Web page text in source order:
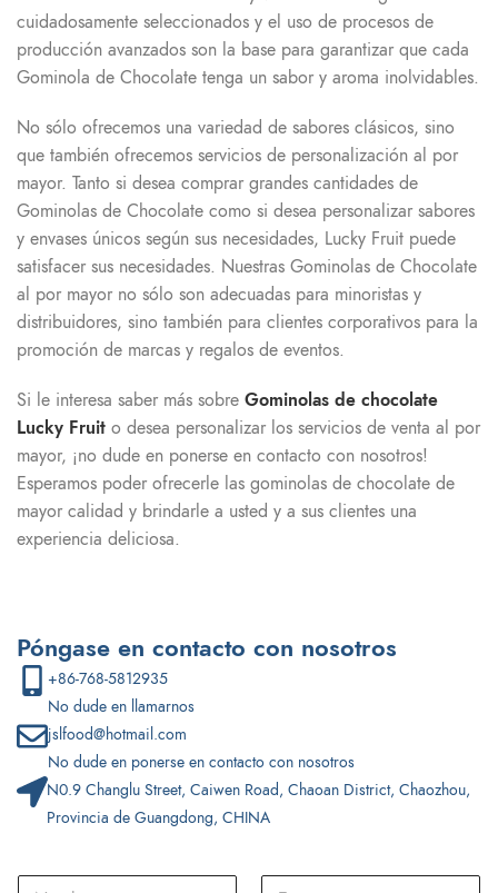
cuidadosamente seleccionados y el uso de procesos de
producción avanzados son la base para garantizar que cada
Gominola de Chocolate tenga un sabor y aroma inolvidables.
No sólo ofrecemos una variedad de sabores clásicos, sino
que también ofrecemos servicios de personalización al por
mayor. Tanto si desea comprar grandes cantidades de
Gominolas de Chocolate como si desea personalizar sabores
y envases únicos según sus necesidades, Lucky Fruit puede
satisfacer sus necesidades. Nuestras Gominolas de Chocolate
al por mayor no sólo son adecuadas para minoristas y
distribuidores, sino también para clientes corporativos para la
promoción de marcas y regalos de eventos.
Si le interesa saber más sobre Gominolas de chocolate
Lucky Fruit o desea personalizar los servicios de venta al por
mayor, ¡no dude en ponerse en contacto con nosotros!
Esperamos poder ofrecerle las gominolas de chocolate de
mayor calidad y brindarle a usted y a sus clientes una
experiencia deliciosa.
Póngase en contacto con nosotros
+86-768-5812935
No dude en llamarnos
jslfood@hotmail.com
No dude en ponerse en contacto con nosotros
N0.9 Changlu Street, Caiwen Road, Chaoan District, Chaozhou,
Provincia de Guangdong, CHINA